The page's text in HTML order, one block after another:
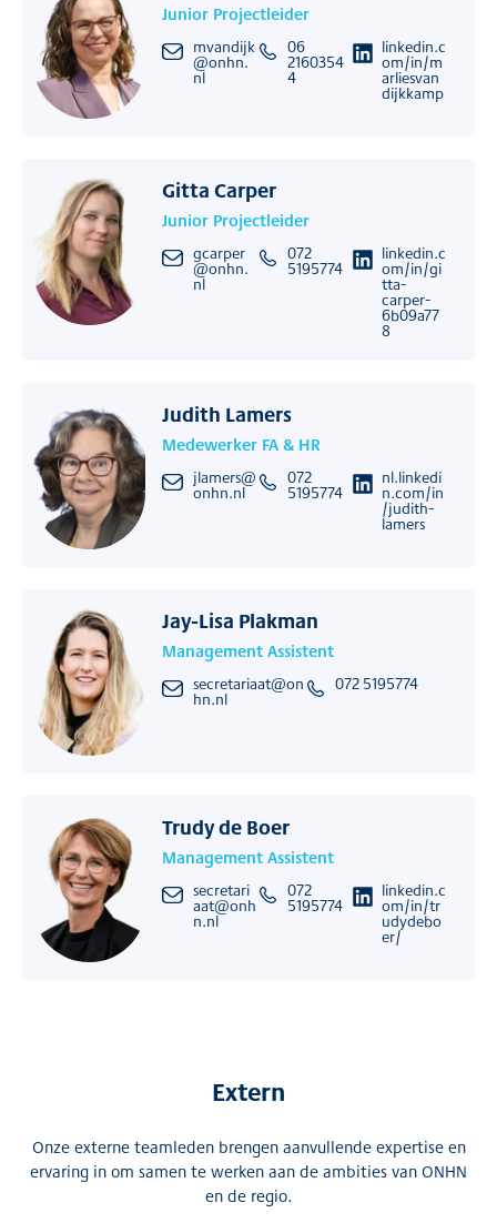
Junior Projectleider
mvandijk
@onhn.
nl
06
2160354
4
linkedin.c
om/in/m
arliesvan
dijkkamp
Gitta Carper
Junior Projectleider
gcarper
@onhn.
nl
072
5195774
linkedin.c
om/in/gi
tta-
carper-
6b09a77
8
Judith Lamers
Medewerker FA & HR
jlamers@
onhn.nl
072
5195774
nl.linkedi
n.com/in
/judith-
lamers
Jay-Lisa Plakman
Management Assistent
secretariaat@on
hn.nl
072 5195774
Trudy de Boer
Management Assistent
secretari
aat@onh
n.nl
072
5195774
linkedin.c
om/in/tr
udydebo
er/
Extern
Onze externe teamleden brengen aanvullende expertise en
ervaring in om samen te werken aan de ambities van ONHN
en de regio.